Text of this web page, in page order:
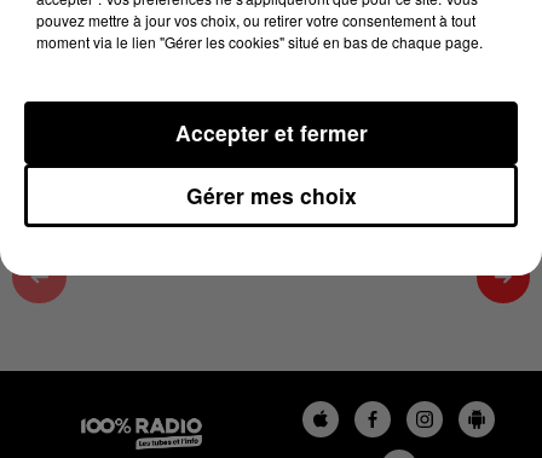
18/06/2026 À 17H00
Podcasts infos du Tarn et Garonne
pouvez mettre à jour vos choix, ou retirer votre consentement à tout
moment via le lien "Gérer les cookies" situé en bas de chaque page.
Gérer mes choix
Accepter et fermer